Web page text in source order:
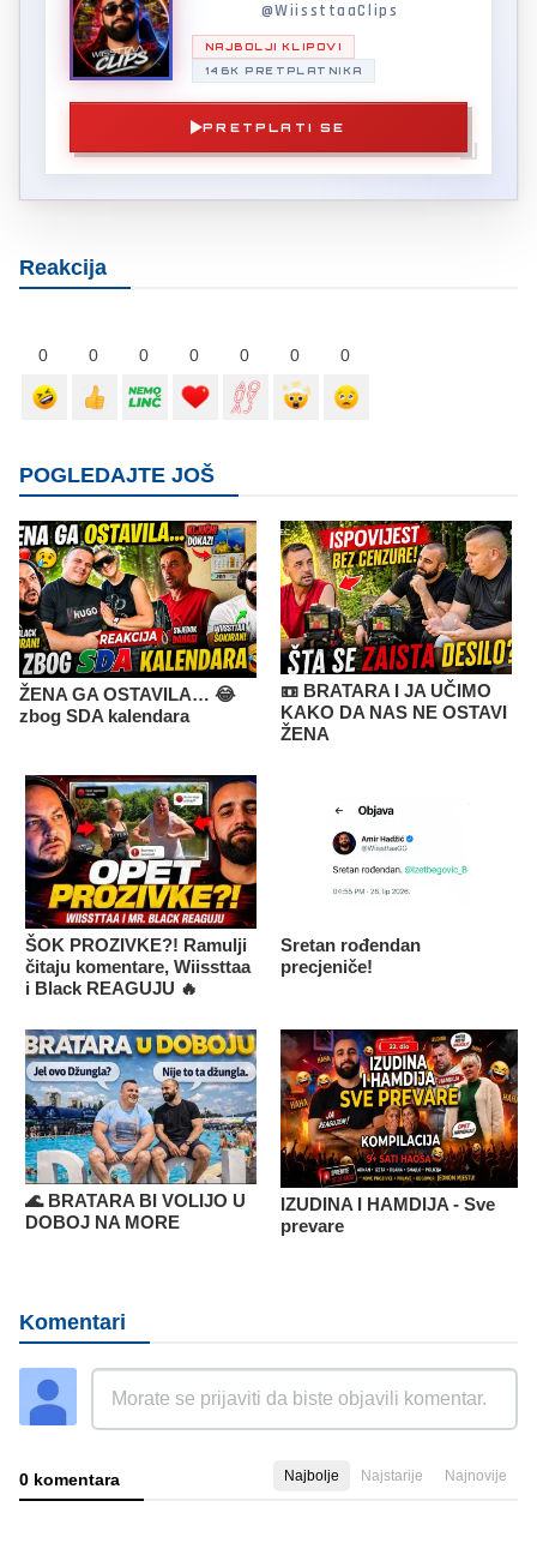
@WiissttaaClips
NAJBOLJI KLIPOVI
146K PRETPLATNIKA
PRETPLATI SE
Reakcija
0 0 0 0 0 0 0
POGLEDAJTE JOŠ
ŽENA GA OSTAVILA… 😂
zbog SDA kalendara
📼 BRATARA I JA UČIMO
KAKO DA NAS NE OSTAVI
ŽENA
ŠOK PROZIVKE?! Ramulji
čitaju komentare, Wiissttaa
i Black REAGUJU 🔥
Sretan rođendan
precjeniče!
🌊 BRATARA BI VOLIJO U
DOBOJ NA MORE
IZUDINA I HAMDIJA - Sve
prevare
Komentari
0 komentara Najbolje Najstarije Najnovije